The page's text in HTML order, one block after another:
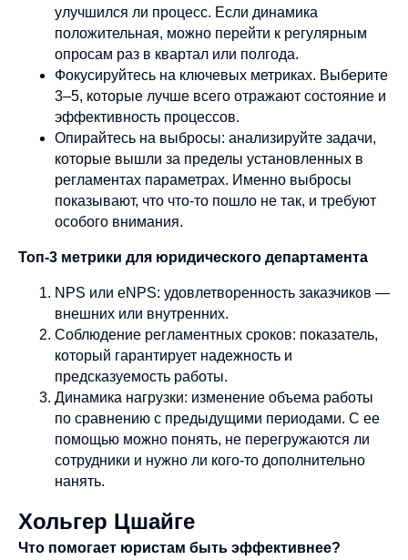
улучшился ли процесс. Если динамика
положительная, можно перейти к регулярным
опросам раз в квартал или полгода.
Фокусируйтесь на ключевых метриках. Выберите
3–5, которые лучше всего отражают состояние и
эффективность процессов.
Опирайтесь на выбросы: анализируйте задачи,
которые вышли за пределы установленных в
регламентах параметрах. Именно выбросы
показывают, что что-то пошло не так, и требуют
особого внимания.
Топ-3 метрики для юридического департамента
NPS или eNPS: удовлетворенность заказчиков —
внешних или внутренних.
Соблюдение регламентных сроков: показатель,
который гарантирует надежность и
предсказуемость работы.
Динамика нагрузки: изменение объема работы
по сравнению с предыдущими периодами. С ее
помощью можно понять, не перегружаются ли
сотрудники и нужно ли кого-то дополнительно
нанять.
Хольгер Цшайге
Что помогает юристам быть эффективнее?